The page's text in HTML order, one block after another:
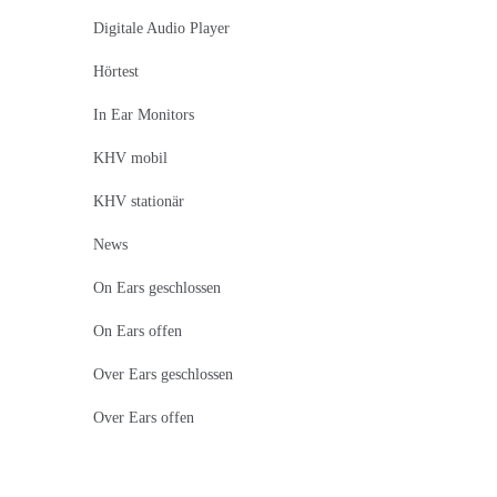
Digitale Audio Player
Hörtest
In Ear Monitors
KHV mobil
KHV stationär
News
On Ears geschlossen
On Ears offen
Over Ears geschlossen
Over Ears offen